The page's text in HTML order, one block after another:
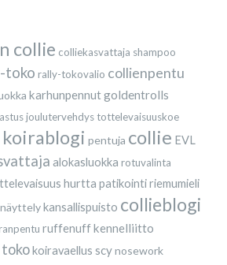
collie colliekasvattaja shampoo
toko rally-tokovalio collienpentu
karhunpennutgoldentrolls
joulutervehdys tottelevaisuuskoe
koirablogi pentuja collie EVL
alokasluokka rotuvalinta
hurtta patikointiriemumieli
kansallispuisto collieblogi
ruffenuffkennelliitto
tokokoiravaellus scynosework